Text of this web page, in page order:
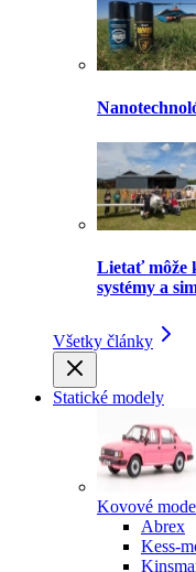
Lietať môže
systémy a
Všetky články
Statické modely
Kovové
Abrex
Kess-